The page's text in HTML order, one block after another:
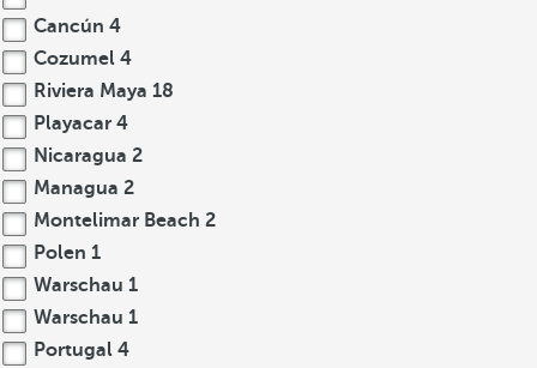
Cancún 4
Cozumel 4
Riviera Maya 18
Playacar 4
Nicaragua 2
Managua 2
Montelimar Beach 2
Polen 1
Warschau 1
Warschau 1
Portugal 4